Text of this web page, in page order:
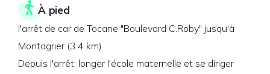
À pied
l'arrêt de car de Tocane "Boulevard C.Roby" jusqu'à
Montagrier (3.4 km)
Depuis l'arrêt, longer l'école maternelle et se diriger